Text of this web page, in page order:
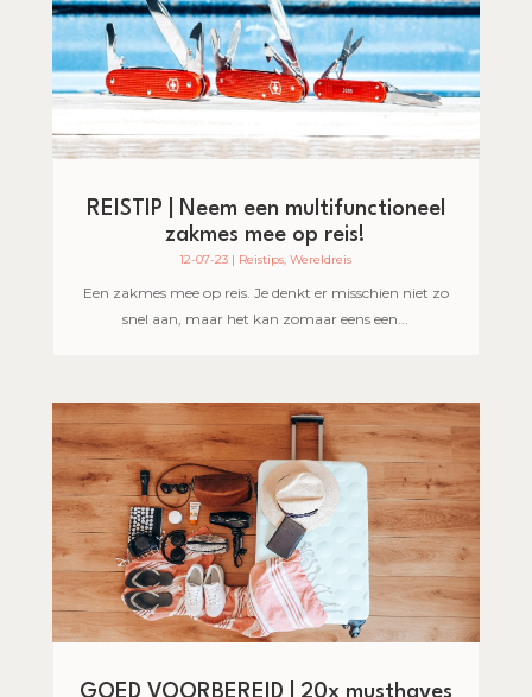
REISTIP | Neem een multifunctioneel
zakmes mee op reis!
12-07-23 | Reistips ,Wereldreis
Een zakmes mee op reis. Je denkt er misschien niet zo
snel aan, maar het kan zomaar eens een...